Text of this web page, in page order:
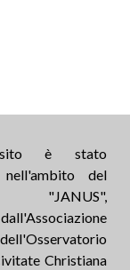
è stato
del
"JANUS",
Christiana